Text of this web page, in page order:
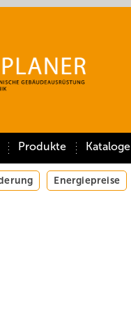
Produkte Kataloge
Energiepreise